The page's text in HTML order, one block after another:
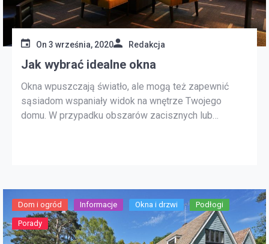
On 3 września, 2020 Redakcja
Jak wybrać idealne okna
Okna wpuszczają światło, ale mogą też zapewnić
sąsiadom wspaniały widok na wnętrze Twojego
domu. W przypadku obszarów zacisznych lub
prywatności. W niektórych przypadkach możesz
umieścić większe okna z […]
Dom i ogród Informacje Okna i drzwi Podłogi
Porady